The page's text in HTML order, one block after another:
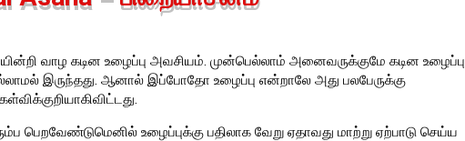
வாழ கடின உழைப்பு அவசியம். முன்பெல்லாம் அனைவருக்குமே கடின உழைப்பு
இருந்தது. ஆனால் இப்போதோ உழைப்பு என்றாலே அது பலபேருக்கு
உழைப்புக்கு பதிலாக வேறு ஏதாவது மாற்று ஏற்பாடு செய்ய